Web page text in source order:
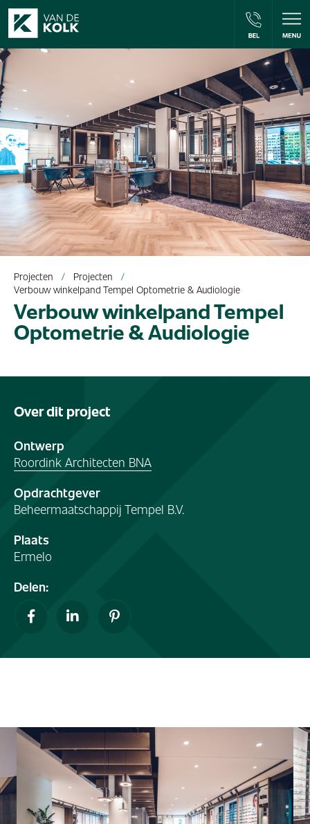
Projecten
Projecten
Verbouw winkelpand Tempel Optometrie & Audiologie
Verbouw winkelpand Tempel
Optometrie & Audiologie
Over dit project
Ontwerp
Roordink Architecten BNA
Opdrachtgever
Beheermaatschappij Tempel B.V.
Plaats
Ermelo
Delen: